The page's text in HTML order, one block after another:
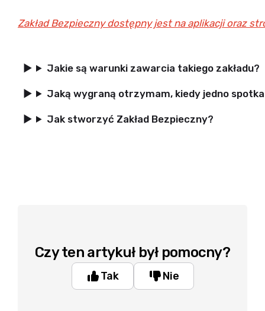
Zakład Bezpieczny dostępny jest na aplikacji oraz
Jakie są warunki zawarcia takiego zakładu?
Jaką wygraną otrzymam, kiedy jedno
Jak stworzyć Zakład Bezpieczny?
Czy ten artykuł był pomocny?
Tak Nie